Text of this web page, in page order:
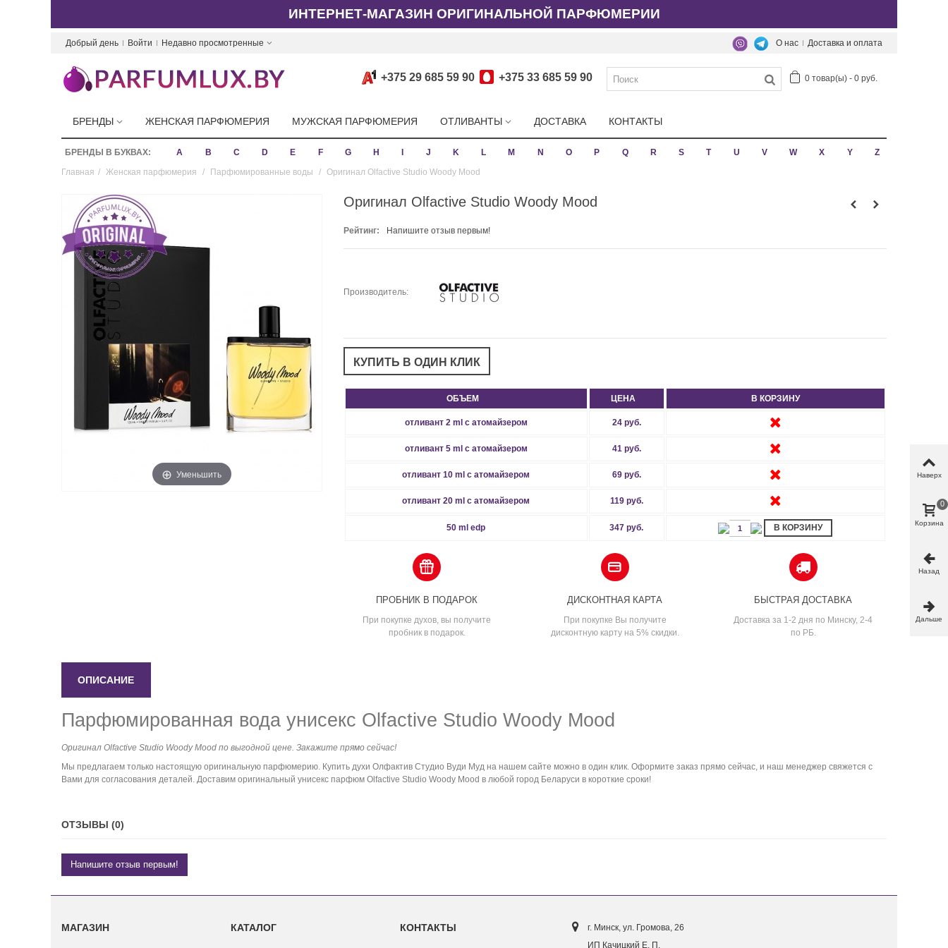
ИНТЕРНЕТ-МАГАЗИН ОРИГИНАЛЬНОЙ ПАРФЮМЕРИИ
Добрый день Войти Недавно просмотренные Доставка и оплата
О нас
0 товар(ы) - 0 руб.
+375 29 685 59 90 +375 33 685 59 90
БРЕНДЫ ЖЕНСКАЯ ПАРФЮМЕРИЯ МУЖСКАЯ ПАРФЮМЕРИЯ ОТЛИВАНТЫ ДОСТАВКА КОНТАКТЫ
БРЕНДЫ В БУКВАХ: A B C D E F G H J K L M N O P Q R S T U V W X Y
Z
Главная / Женская парфюмерия / Парфюмированные воды / Оригинал Olfactive Studio Woody Mood
Уменьшить
Оригинал Olfactive Studio Woody Mood
Рейтинг: Напишите отзыв первым!
Производитель:
ОБЪЕМ ЦЕНА В КОРЗИНУ
отливант 2 ml с атомайзером 24 руб.
отливант 5 ml с атомайзером 41 руб.
отливант 10 ml с атомайзером 69 руб.
отливант 20 ml с атомайзером 119 руб.
50 ml edp 347 руб. В КОРЗИНУ
ПРОБНИК В ПОДАРОК
При покупке духов, вы получите
пробник в подарок.
ДИСКОНТНАЯ КАРТА
При покупке Вы получите
дисконтную карту на 5% скидки.
БЫСТРАЯ ДОСТАВКА
Доставка за 1-2 дня по Минску, 2-4
по РБ.
ОПИСАНИЕ
Парфюмированная вода унисекс Olfactive Studio Woody Mood
Оригинал Olfactive Studio Woody Mood по выгодной цене. Закажите прямо сейчас!
Мы предлагаем только настоящую оригинальную парфюмерию. Купить духи Олфактив Студио Вуди Муд на нашем сайте можно в один клик. Оформите заказ прямо сейчас, и наш менеджер свяжется с
Вами для согласования деталей. Доставим оригинальный унисекс парфюм Olfactive Studio Woody Mood в любой город Беларуси в короткие сроки!
ОТЗЫВЫ (0)
Напишите отзыв первым!
МАГАЗИН КАТАЛОГ КОНТАКТЫ г. Минск, ул. Громова, 26
ИП Качицкий Е. П.
Наверх
Корзина
0
Назад
Дальше